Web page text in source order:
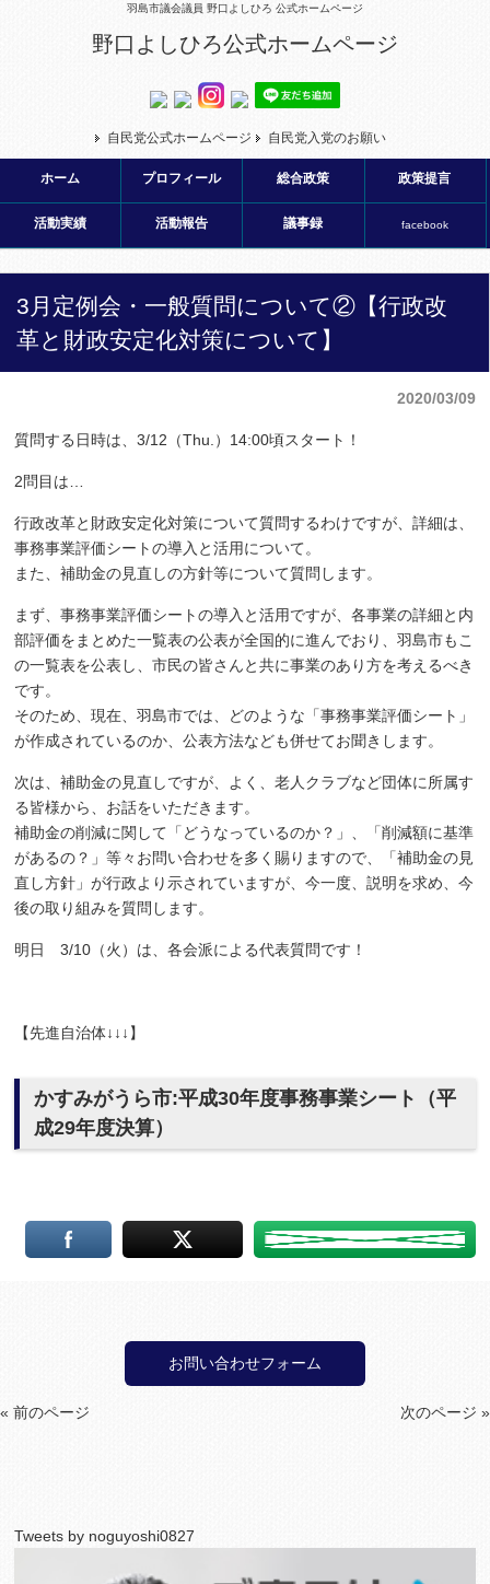
羽島市議会議員 野口よしひろ 公式ホームページ
野口よしひろ公式ホームページ
自民党公式ホームページ 自民党入党のお願い
ホーム プロフィール 総合政策 政策提言
活動実績 活動報告 議事録 facebook
3月定例会・一般質問について②【行政改
革と財政安定化対策について】
2020/03/09
質問する日時は、3/12（Thu.）14:00頃スタート！
2問目は…
行政改革と財政安定化対策について質問するわけですが、詳細は、
事務事業評価シートの導入と活用について。
また、補助金の見直しの方針等について質問します。
まず、事務事業評価シートの導入と活用ですが、各事業の詳細と内
部評価をまとめた一覧表の公表が全国的に進んでおり、羽島市もこ
の一覧表を公表し、市民の皆さんと共に事業のあり方を考えるべき
です。
そのため、現在、羽島市では、どのような「事務事業評価シート」
が作成されているのか、公表方法なども併せてお聞きします。
次は、補助金の見直しですが、よく、老人クラブなど団体に所属す
る皆様から、お話をいただきます。
補助金の削減に関して「どうなっているのか？」、「削減額に基準
があるの？」等々お問い合わせを多く賜りますので、「補助金の見
直し方針」が行政より示されていますが、今一度、説明を求め、今
後の取り組みを質問します。
明日 3/10（火）は、各会派による代表質問です！
【先進自治体↓↓↓】
かすみがうら市:平成30年度事務事業シート（平
成29年度決算）
お問い合わせフォーム
« 前のページ 次のページ »
Tweets by noguyoshi0827